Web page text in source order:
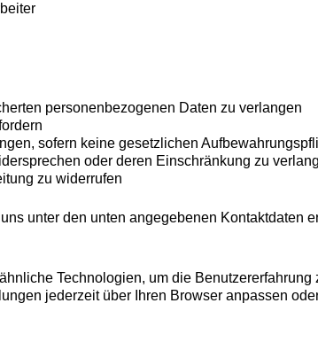
personenbezogenen Daten zu verlangen
sofern keine gesetzlichen
oder deren Einschränkung zu
zu widerrufen
unter den unten angegebenen Kontaktdaten
Technologien, um die
jederzeit über Ihren Browser anpassen